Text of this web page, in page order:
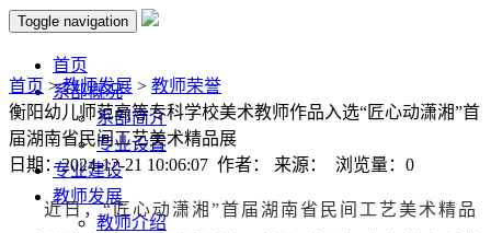
Toggle navigation
首页
系部概况
系部简介
专业设置
专业建设
教师发展
教师介绍
首页 >教师发展 > 教师荣誉
衡阳幼儿师范高等专科学校美术教师作品入选“匠心动潇湘”首
届湖南省民间工艺美术精品展
日期：2024-12-21 10:06:07 作者： 来源： 浏览量： 0
近日，“匠心动潇湘”首届湖南省民间工艺美术精品